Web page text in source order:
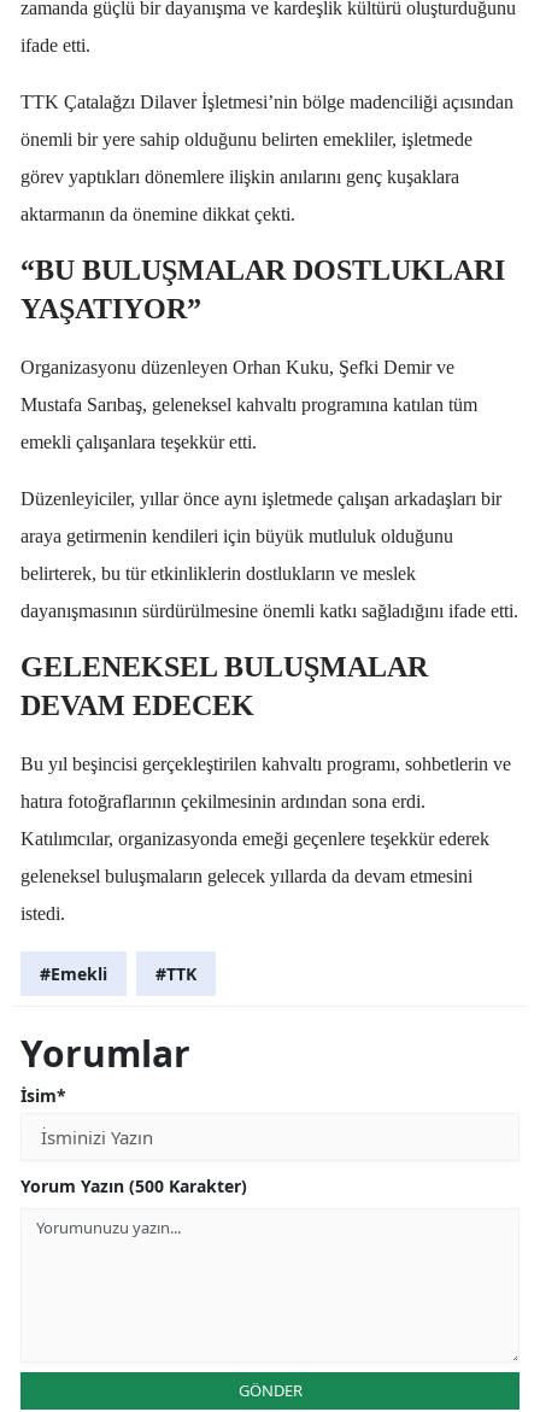
zamanda güçlü bir dayanışma ve kardeşlik kültürü oluşturduğunu
ifade etti.
TTK Çatalağzı Dilaver İşletmesi’nin bölge madenciliği açısından
önemli bir yere sahip olduğunu belirten emekliler, işletmede
görev yaptıkları dönemlere ilişkin anılarını genç kuşaklara
aktarmanın da önemine dikkat çekti.
“BU BULUŞMALAR DOSTLUKLARI
YAŞATIYOR”
Organizasyonu düzenleyen Orhan Kuku, Şefki Demir ve
Mustafa Sarıbaş, geleneksel kahvaltı programına katılan tüm
emekli çalışanlara teşekkür etti.
Düzenleyiciler, yıllar önce aynı işletmede çalışan arkadaşları bir
araya getirmenin kendileri için büyük mutluluk olduğunu
belirterek, bu tür etkinliklerin dostlukların ve meslek
dayanışmasının sürdürülmesine önemli katkı sağladığını ifade etti.
GELENEKSEL BULUŞMALAR
DEVAM EDECEK
Bu yıl beşincisi gerçekleştirilen kahvaltı programı, sohbetlerin ve
hatıra fotoğraflarının çekilmesinin ardından sona erdi.
Katılımcılar, organizasyonda emeği geçenlere teşekkür ederek
geleneksel buluşmaların gelecek yıllarda da devam etmesini
istedi.
#Emekli #TTK
Yorumlar
İsim*
Yorum Yazın (500 Karakter)
GÖNDER